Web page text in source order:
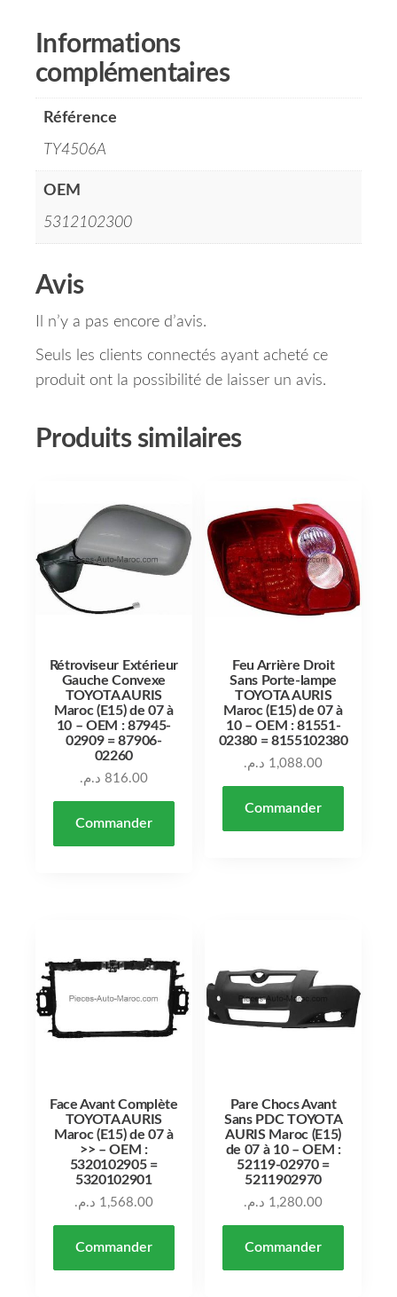
Informations
complémentaires
Référence
TY4506A
OEM
5312102300
Avis
Il n’y a pas encore d’avis.
Seuls les clients connectés ayant acheté ce
produit ont la possibilité de laisser un avis.
Produits similaires
Rétroviseur Extérieur
Gauche Convexe
TOYOTA AURIS
Maroc (E15) de 07 à
10 – OEM : 87945-
02909 = 87906-
02260
816.00 د.م.
Commander
Feu Arrière Droit
Sans Porte-lampe
TOYOTA AURIS
Maroc (E15) de 07 à
10 – OEM : 81551-
02380 = 8155102380
1,088.00 د.م.
Commander
Face Avant Complète
TOYOTA AURIS
Maroc (E15) de 07 à
>> – OEM :
5320102905 =
5320102901
1,568.00 د.م.
Commander
Pare Chocs Avant
Sans PDC TOYOTA
AURIS Maroc (E15)
de 07 à 10 – OEM :
52119-02970 =
5211902970
1,280.00 د.م.
Commander